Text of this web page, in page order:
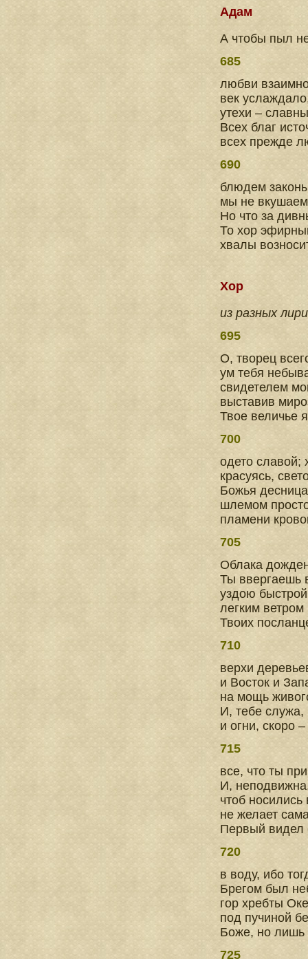
Адам
А чтобы пыл
685
любви
век
утехи –
Всех благ
всех прежде
690
блюдем
мы не
Но что за
То хор
хвалы
Хор
из разных
695
О, творец
ум тебя
свидетелем
выставив
Твое величье
700
одето славой;
красуясь,
Божья
шлемом
пламени
705
Облака
Ты ввергаешь
уздою
легким
Твоих
710
верхи
и Восток и
на мощь
И, тебе служа,
и огни, скоро
715
все, что ты
И,
чтоб
не желает
Первый видел
720
в воду, ибо
Брегом был
гор хребты
под пучиной
Боже, но лишь
725